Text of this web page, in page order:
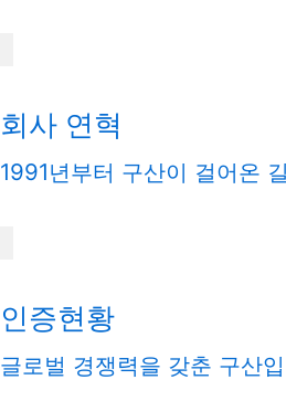
회사 연혁
1991년부터 구산이 걸어온
인증현황
글로벌 경쟁력을 갖춘 구산